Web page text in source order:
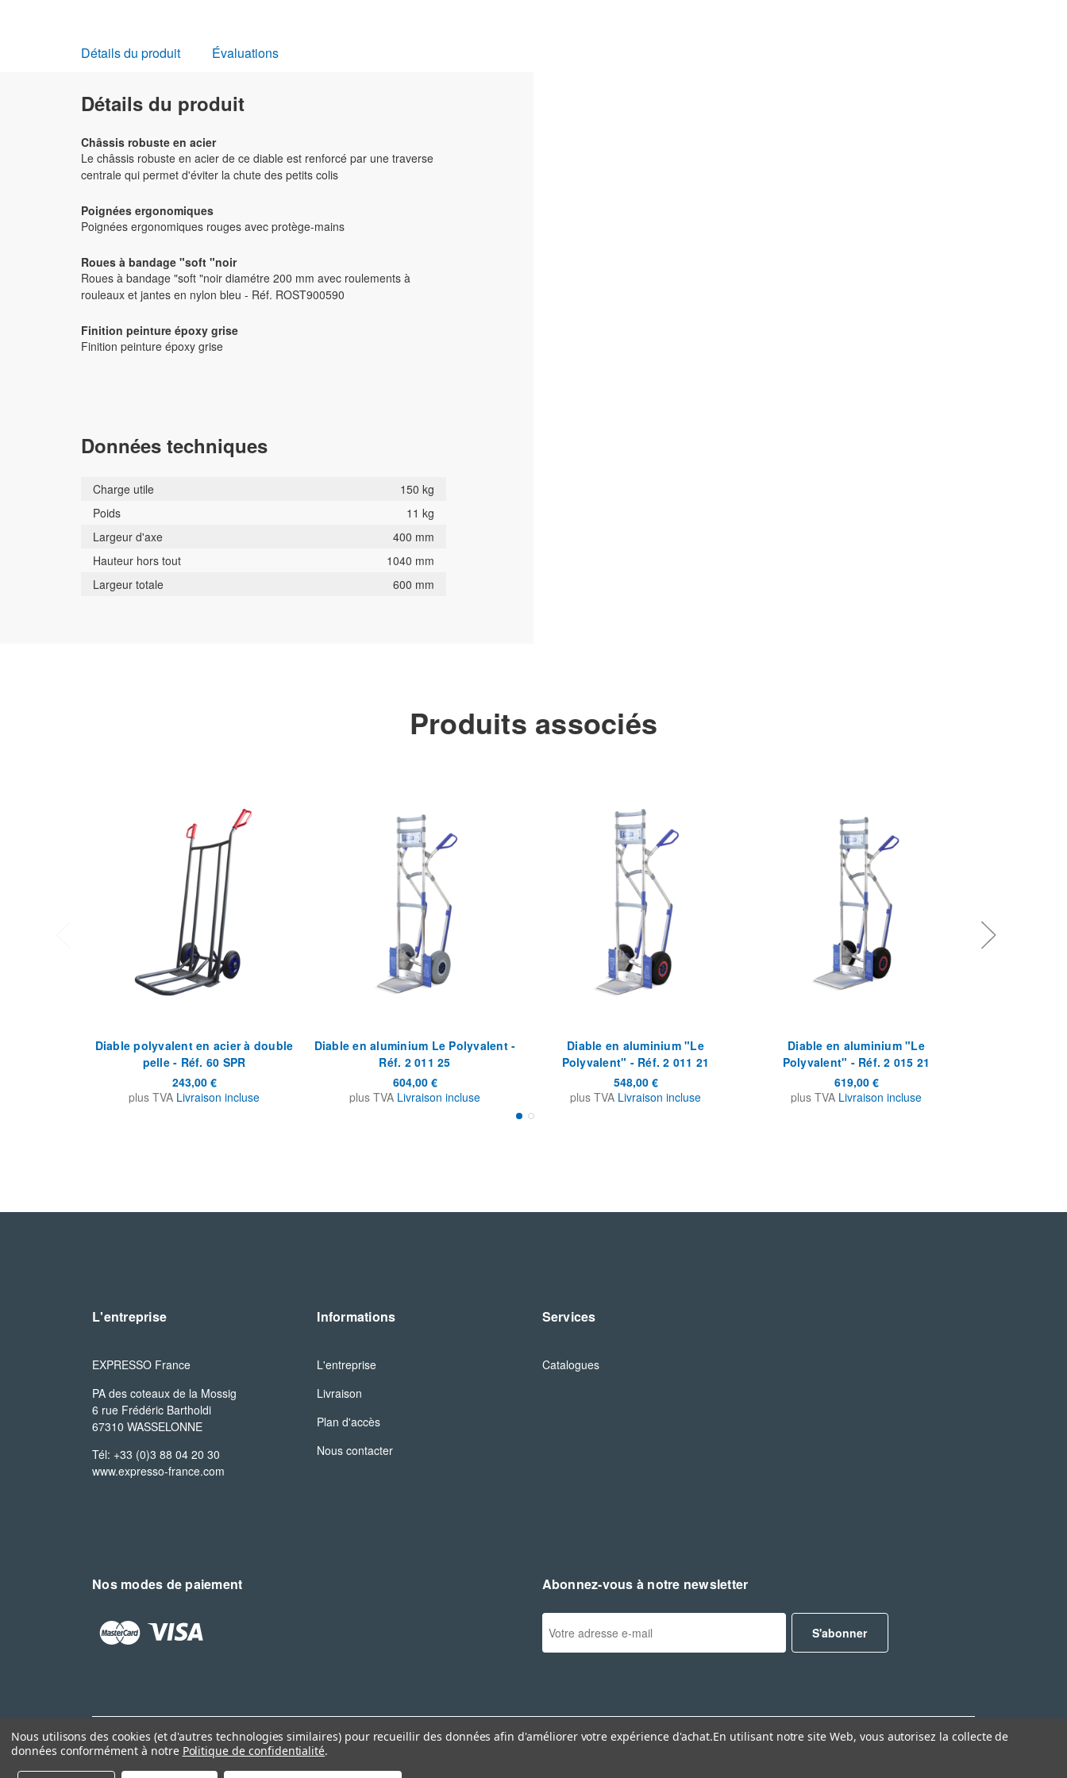
Détails du produit Évaluations
Détails du produit
Châssis robuste en acier
Le châssis robuste en acier de ce diable est renforcé par une traverse
centrale qui permet d'éviter la chute des petits colis
Poignées ergonomiques
Poignées ergonomiques rouges avec protège-mains
Roues à bandage "soft "noir
Roues à bandage "soft "noir diamétre 200 mm avec roulements à
rouleaux et jantes en nylon bleu - Réf. ROST900590
Finition peinture époxy grise
Finition peinture époxy grise
Données techniques
Charge utile
150 kg
Poids
11 kg
Largeur d'axe
400 mm
Hauteur hors tout
1040 mm
Largeur totale
600 mm
Produits associés
Diable polyvalent en acier à double
pelle - Réf. 60 SPR
243,00 €
plus TVA Livraison incluse
Diable en aluminium Le Polyvalent -
Réf. 2 011 25
604,00 €
plus TVA Livraison incluse
Diable en aluminium "Le
Polyvalent" - Réf. 2 011 21
548,00 €
plus TVA Livraison incluse
Diable en aluminium "Le
Polyvalent" - Réf. 2 015 21
619,00 €
plus TVA Livraison incluse
L'entreprise
EXPRESSO France
PA des coteaux de la Mossig
6 rue Frédéric Bartholdi
67310 WASSELONNE
Tél: +33 (0)3 88 04 20 30
www.expresso-france.com
Informations
L'entreprise
Livraison
Plan d'accès
Nous contacter
Services
Catalogues
Nos modes de paiement Abonnez-vous à notre newsletter
A
r
e
e
Nous utilisons des cookies (et d'autres technologies similaires) pour recueillir des données afin d'améliorer votre expérience d'achat.En utilisant notre site Web, vous autorisez la collecte de
données conformément à notre Politique de confidentialité.